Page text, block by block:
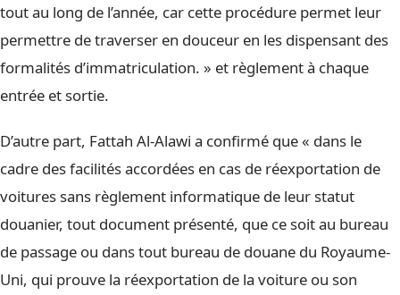
tout au long de l’année, car cette procédure permet leur
permettre de traverser en douceur en les dispensant des
formalités d’immatriculation. » et règlement à chaque
entrée et sortie.
D’autre part, Fattah Al-Alawi a confirmé que « dans le
cadre des facilités accordées en cas de réexportation de
voitures sans règlement informatique de leur statut
douanier, tout document présenté, que ce soit au bureau
de passage ou dans tout bureau de douane du Royaume-
Uni, qui prouve la réexportation de la voiture ou son